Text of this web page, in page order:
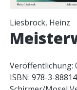
Liesbrock, Heinz
Veröffentlichung:
ISBN: 978-3-